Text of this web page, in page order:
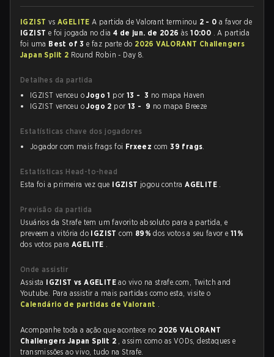
IGZIST vsAGELITEA partida de Valorant terminou 2 - 0 a favor de
IGZIST e foi jogada no dia 4 de jun. de 2026às10:00 . A partida
foi uma Best of 3e faz parte do 2026 VALORANT Challengers
Japan Split 2 Round Robin - Day 8.
Detalhes da partida
IGZIST venceu oJogo 1 por 13 - 3 no mapa Haven
IGZIST venceu oJogo 2 por 13 - 9 no mapa Breeze
Estatísticas chave dos jogadores
Jogador com mais frags foi Frxeez com39 frags.
Estatísticas Head-to-head
Esta foi a primeira vez que IGZIST jogou contraAGELITE .
Previsão da partida
Usuários da Strafe tem um favorito absoluto para a partida, e
preveem a vitória do IGZISTcom 89%dos votos a seu favor e11%
dos votos para AGELITE .
Onde assistir
Assista IGZIST vs AGELITEao vivo na strafe.com, Twitch and
Youtube. Para assistir a mais partidas como esta, visite o
Calendário de partidas de Valorant .
Acompanhe toda a ação que acontece no 2026 VALORANT
Challengers Japan Split 2 , assim como as VODs, destaques e
transmissões ao vivo, tudo na Strafe.